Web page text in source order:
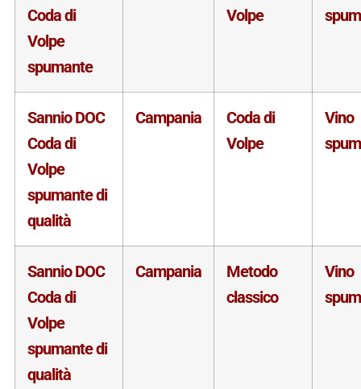
Coda di
Volpe
spumante
Volpe
Sannio DOC
Coda di
Volpe
spumante di
qualità
Campania
Coda di
Volpe
Vino
Sannio DOC
Coda di
Volpe
spumante di
qualità
Campania
Metodo
classico
Vino